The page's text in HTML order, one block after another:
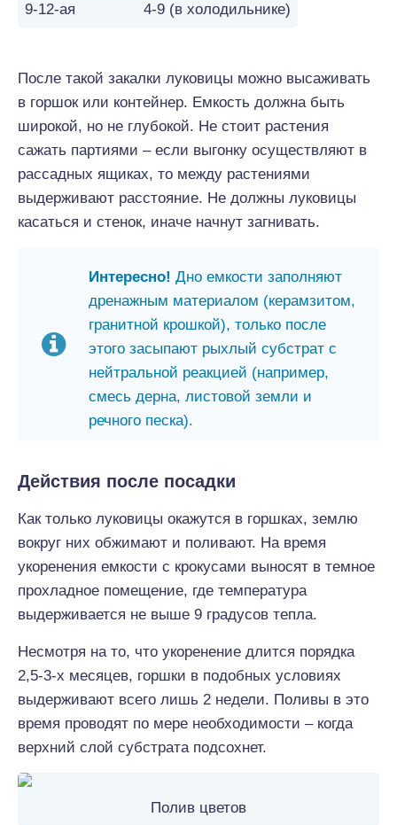
9-12-ая 4-9 (в холодильнике)
После такой закалки луковицы можно высаживать
в горшок или контейнер. Емкость должна быть
широкой, но не глубокой. Не стоит растения
сажать партиями – если выгонку осуществляют в
рассадных ящиках, то между растениями
выдерживают расстояние. Не должны луковицы
касаться и стенок, иначе начнут загнивать.
Интересно! Дно емкости заполняют
дренажным материалом (керамзитом,
гранитной крошкой), только после
этого засыпают рыхлый субстрат с
нейтральной реакцией (например,
смесь дерна, листовой земли и
речного песка).
Действия после посадки
Как только луковицы окажутся в горшках, землю
вокруг них обжимают и поливают. На время
укоренения емкости с крокусами выносят в темное
прохладное помещение, где температура
выдерживается не выше 9 градусов тепла.
Несмотря на то, что укоренение длится порядка
2,5-3-х месяцев, горшки в подобных условиях
выдерживают всего лишь 2 недели. Поливы в это
время проводят по мере необходимости – когда
верхний слой субстрата подсохнет.
Полив цветов